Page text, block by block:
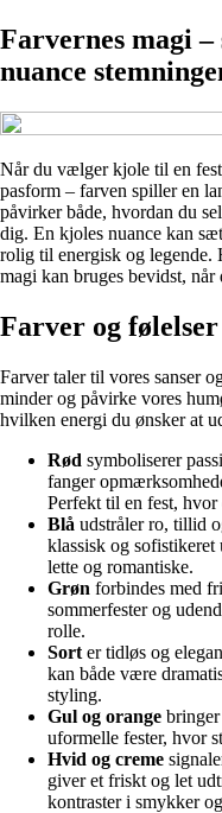
Farvernes magi
nuance
Når du vælger kjole til en
pasform – farven spiller en
påvirker både, hvordan du
dig. En kjoles nuance kan
rolig til energisk og legende.
magi kan bruges bevidst,
Farver og
Farver taler til vores sanser
minder og påvirke vores
hvilken energi du ønsker at
Rød symboliserer
fanger
Perfekt til en fest,
Blå udstråler ro, tillid
klassisk og
lette og romantiske.
Grøn forbindes med
sommerfester og
rolle.
Sort er tidløs og
kan både være
styling.
Gul og orange
uformelle fester, hvor
Hvid og creme
giver et friskt og let
kontraster i smykker